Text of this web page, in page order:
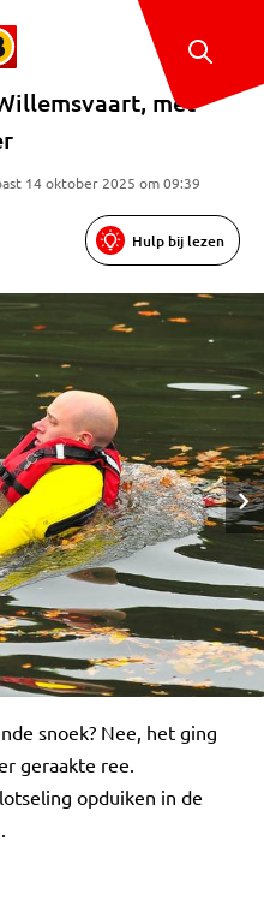
met
14 oktober 2025 om 09:39
Hulp bij lezen
snoek? Nee, het ging
geraakte ree.
opduiken in de